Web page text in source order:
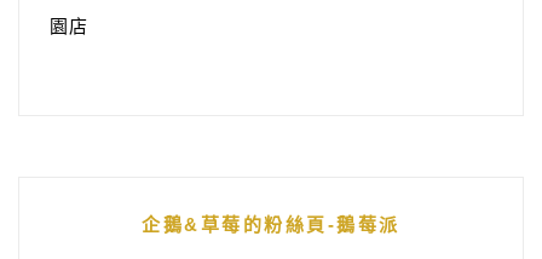
園店
企鵝&草莓的粉絲頁-鵝莓派